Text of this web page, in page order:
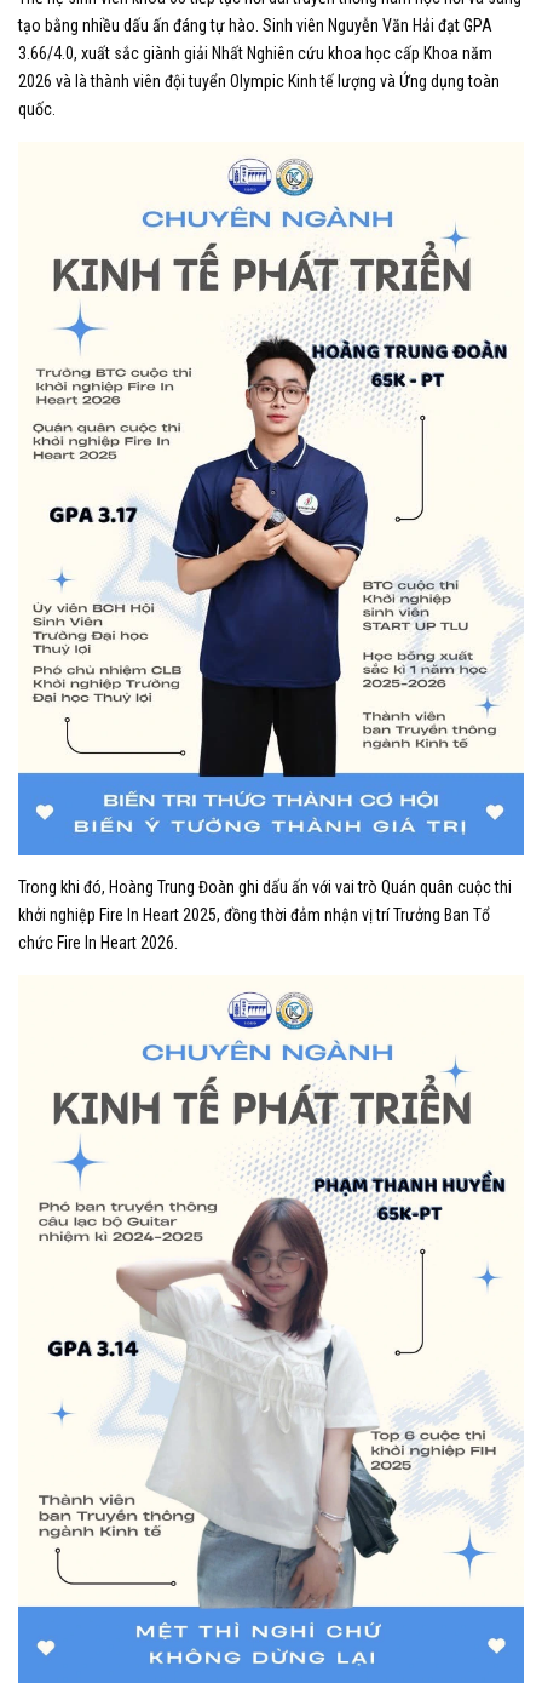
tạo bằng nhiều dấu ấn đáng tự hào. Sinh viên Nguyễn Văn Hải đạt GPA
3.66/4.0, xuất sắc giành giải Nhất Nghiên cứu khoa học cấp Khoa năm
2026 và là thành viên đội tuyển Olympic Kinh tế lượng và Ứng dụng toàn
quốc.
Trong khi đó, Hoàng Trung Đoàn ghi dấu ấn với vai trò Quán quân cuộc thi
khởi nghiệp Fire In Heart 2025, đồng thời đảm nhận vị trí Trưởng Ban Tổ
chức Fire In Heart 2026.